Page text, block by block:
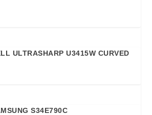
ULTRASHARP U3415W CURVED
S34E790C